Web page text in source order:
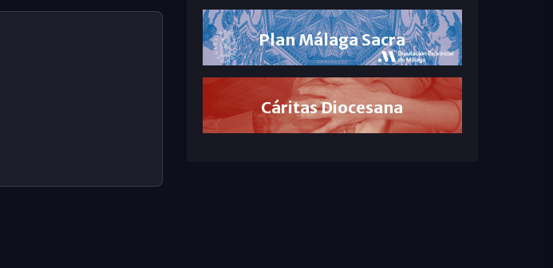
Plan Málaga Sacra
Cáritas Diocesana